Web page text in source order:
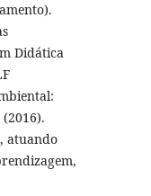
Didática
(2016).
atuando